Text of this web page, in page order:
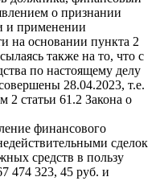
о признании
и применении
на основании пункта 2
также на то, что с
по настоящему делу
28.04.2023, т.е.
2 статьи 61.2 Закона о
финансового
сделок
средств в пользу
474 323, 45 руб. и